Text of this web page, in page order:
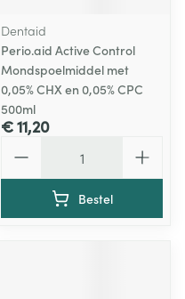
Dentaid
Perio.aid Active Control
Mondspoelmiddel met
0,05% CHX en 0,05% CPC
500ml
€ 11,20
Bestel